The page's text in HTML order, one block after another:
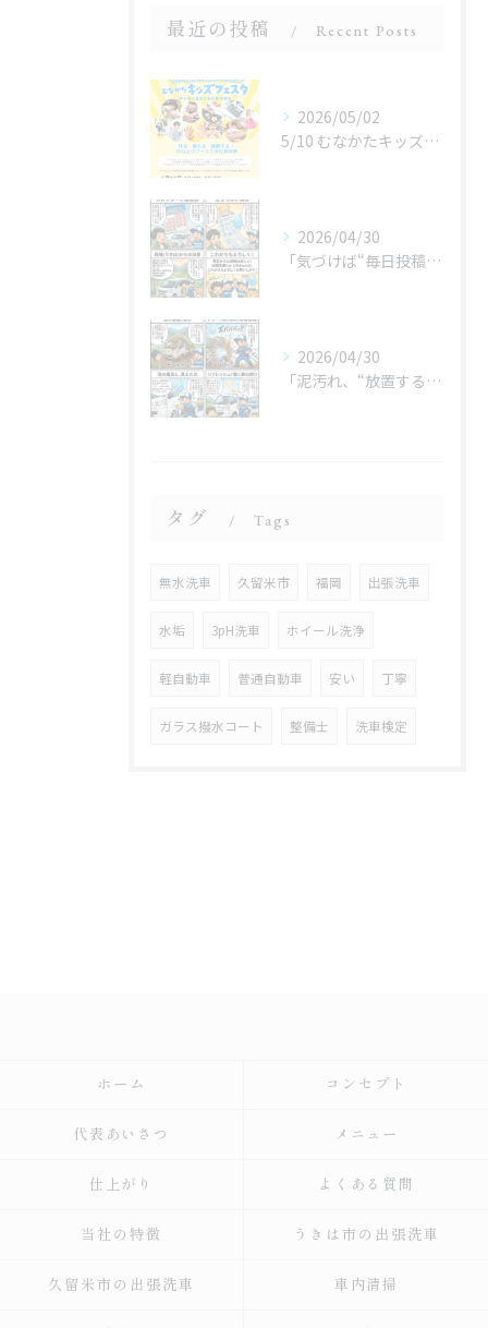
最近の投稿 Recent Posts
2026/05/02
5/10 むなかたキッズフェスタ 子どものお仕事体験
2026/04/30
「気づけば“毎日投稿”やってました😂」
2026/04/30
「泥汚れ、“放置すると最強クラス”です😇」
タグ Tags
無水洗車 久留米市 福岡 出張洗車
水垢 3pH洗車 ホイール洗浄
軽自動車 普通自動車 安い 丁寧
ガラス撥水コート 整備士 洗車検定
ホーム コンセプト
代表あいさつ メニュー
仕上がり よくある質問
当社の特徴 うきは市の出張洗車
久留米市の出張洗車 車内清掃